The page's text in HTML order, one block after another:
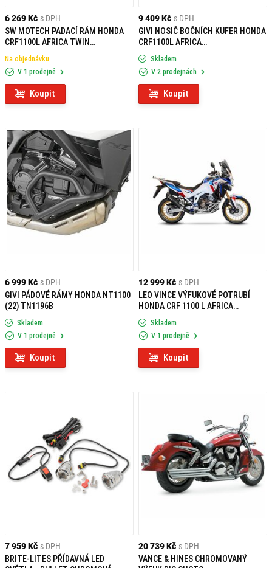
6 269 Kč s DPH
SW MOTECH PADACÍ RÁM HONDA
CRF1100L AFRICA TWIN
Na objednávku
V 1 prodejně
Koupit
9 409 Kč s DPH
GIVI NOSIČ BOČNÍCH KUFER HONDA
CRF1100L AFRICA
TWIN/ADVENTURE SPORTS (20-23)
PLOS1178CAM
Skladem
V 2 prodejnách
Koupit
6 999 Kč s DPH
GIVI PÁDOVÉ RÁMY HONDA NT1100
(22) TN1196B
Skladem
V 1 prodejně
Koupit
12 999 Kč s DPH
LEO VINCE VÝFUKOVÉ POTRUBÍ
HONDA CRF 1100 L AFRICA
TWIN/ADVENTURE SPORT/DCT
(2020 - 2023)
Skladem
V 1 prodejně
Koupit
7 959 Kč s DPH
BRITE-LITES PŘÍDAVNÁ LED
20 739 Kč s DPH
VANCE & HINES CHROMOVANÝ